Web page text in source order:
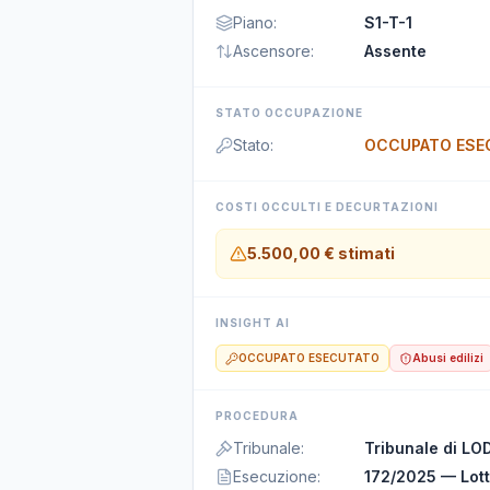
Piano:
S1-T-1
Ascensore: Assente
STATO OCCUPAZIONE
Stato: OCCUPATO
COSTI OCCULTI E DECURTAZIONI
5.500,00 € stimati
INSIGHT AI
OCCUPATO ESECUTATO Abusi edilizi
PROCEDURA
Tribunale:
Tribunale di
Esecuzione:
172/2025 —